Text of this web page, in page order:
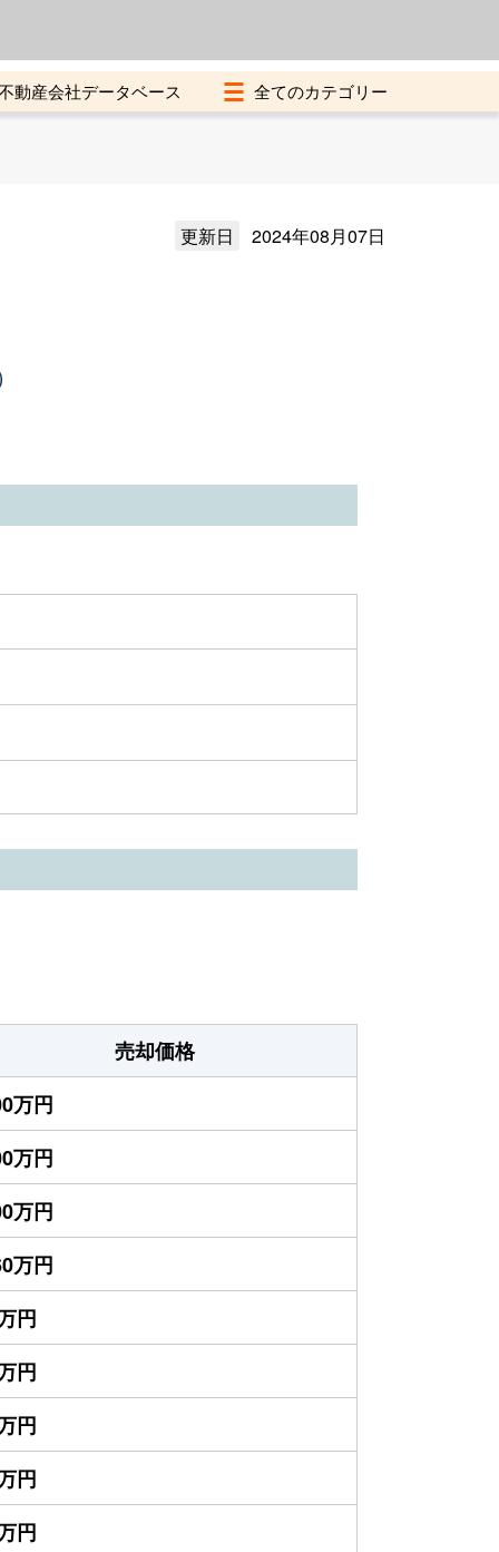
動産会社データベース
更新日 2024年08月07日
売却価格
万円
万円
万円
万円
円
円
円
円
円